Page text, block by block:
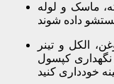
ماسک و لوله
الکل و تینر
نگهداری کپسول